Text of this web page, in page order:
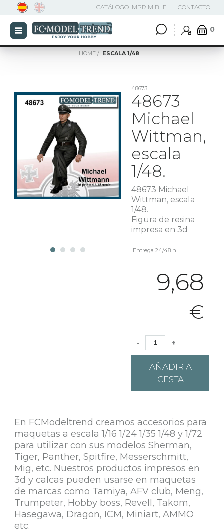
0
CATÁLOGO IMPRIMIBLE CONTACTO
HOME ESCALA 1/48
48673
48673
Michael
Wittman,
escala
1/48.
48673 Michael
Wittman, escala
1/48.
Figura de resina
impresa en 3d
Entrega 24/48 h
9,68
€
- +
AÑADIR A
CESTA
En FCModeltrend creamos accesorios para
maquetas a escala 1/16 1/24 1/35 1/48 y 1/72
para utilizar con sus modelos Sherman,
Tiger, Panther, Spitfire, Messerschmitt,
Mig, etc. Nuestros productos impresos en
3d y calcas pueden usarse en maquetas
de marcas como Tamiya, AFV club, Meng,
Trumpeter, Hobby boss, Revell, Takom,
Hasegawa, Dragon, ICM, Miniart, AMMO
etc.